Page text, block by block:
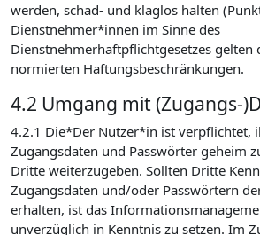
werden, schad- und klaglos halten
Dienstnehmer*innen im Sinne des
Dienstnehmerhaftpflichtgesetzes gelten
normierten Haftungsbeschränkungen.
4.2 Umgang mit (Zugangs-
4.2.1 Die*Der Nutzer*in ist verpflichtet,
Zugangsdaten und Passwörter geheim
Dritte weiterzugeben. Sollten Dritte
Zugangsdaten und/oder Passwörtern
erhalten, ist das
unverzüglich in Kenntnis zu setzen. Im